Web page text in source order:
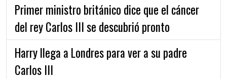
Primer ministro británico dice que el cáncer
del rey Carlos III se descubrió pronto
Harry llega a Londres para ver a su padre
Carlos III